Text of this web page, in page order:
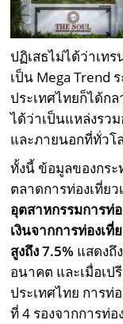
ปฏิเสธไม่ได้ว่าเท
เป็น Mega Trend
ประเทศไทยก็ได้ก
ได้ว่าเป็นแหล่งรว
และภายนอกที่ทั่วโ
ทั้งนี้ ข้อมูลของกร
ตลาดการท่องเที่ย
อุตสาหกรรมการท่
เงินจากการท่องเ
สูงถึง 7.5% แสดงถึ
อนาคต และเมื่อเป
ประเทศไทย การท่
ที่ 4 รองจากการท่